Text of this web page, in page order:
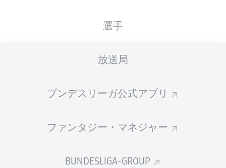
選手
放送局
ブンデスリーガ公式アプリ
ファンタジー・マネジャー
BUNDESLIGA-GROUP
2026/2027
統計 シーズン 2026/2027